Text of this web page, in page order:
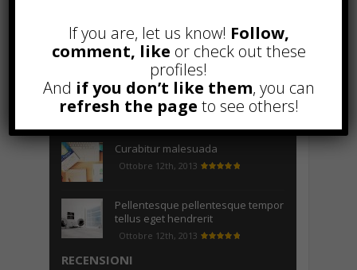
Noleggio a breve e lungo termine,
le differenze
Maggio 15th, 2018
Come realizzare un cancelletto per
cani
Gennaio 9th, 2018
Curabitur malesuada
Ottobre 12th, 2013
Pellentesque pellentesque tempor
tellus eget hendrerit
Ottobre 12th, 2013
RECENSIONI
If you are, let us know! Follow,
comment, like or check out these
profiles!
And if you don’t like them, you can
refresh the page to see others!